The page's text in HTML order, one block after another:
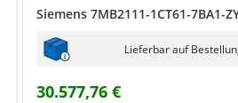
Siemens 7MB2111-1CT61-7BA1-
Lieferbar auf
30.577,76 €